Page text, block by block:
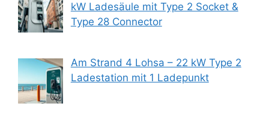
kW Ladesäule mit Type 2 Socket &
Type 28 Connector
Am Strand 4 Lohsa – 22 kW Type 2
Ladestation mit 1 Ladepunkt